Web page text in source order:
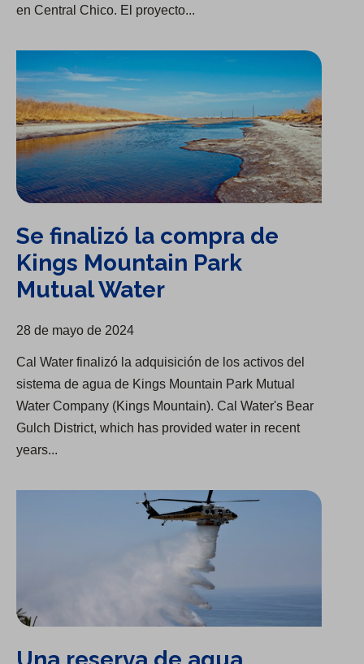
en Central Chico. El proyecto...
Se finalizó la compra de Kings Mountain Park Mutual Water
Se finalizó la compra de
Kings Mountain Park
Mutual Water
28 de mayo de 2024
Cal Water finalizó la adquisición de los activos del
sistema de agua de Kings Mountain Park Mutual
Water Company (Kings Mountain). Cal Water's Bear
Gulch District, which has provided water in recent
years...
Una reserva de agua confiable, lista para combatir incendios